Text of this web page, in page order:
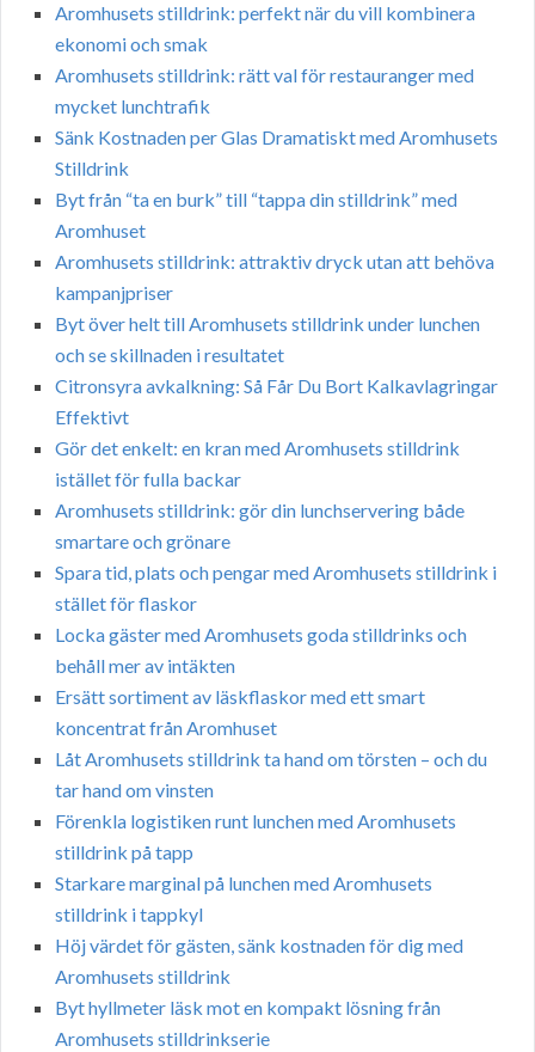
Aromhusets stilldrink: perfekt när du vill kombinera
ekonomi och smak
Aromhusets stilldrink: rätt val för restauranger med
mycket lunchtrafik
Sänk Kostnaden per Glas Dramatiskt med Aromhusets
Stilldrink
Byt från “ta en burk” till “tappa din stilldrink” med
Aromhuset
Aromhusets stilldrink: attraktiv dryck utan att behöva
kampanjpriser
Byt över helt till Aromhusets stilldrink under lunchen
och se skillnaden i resultatet
Citronsyra avkalkning: Så Får Du Bort Kalkavlagringar
Effektivt
Gör det enkelt: en kran med Aromhusets stilldrink
istället för fulla backar
Aromhusets stilldrink: gör din lunchservering både
smartare och grönare
Spara tid, plats och pengar med Aromhusets stilldrink i
stället för flaskor
Locka gäster med Aromhusets goda stilldrinks och
behåll mer av intäkten
Ersätt sortiment av läskflaskor med ett smart
koncentrat från Aromhuset
Låt Aromhusets stilldrink ta hand om törsten – och du
tar hand om vinsten
Förenkla logistiken runt lunchen med Aromhusets
stilldrink på tapp
Starkare marginal på lunchen med Aromhusets
stilldrink i tappkyl
Höj värdet för gästen, sänk kostnaden för dig med
Aromhusets stilldrink
Byt hyllmeter läsk mot en kompakt lösning från
Aromhusets stilldrinkserie